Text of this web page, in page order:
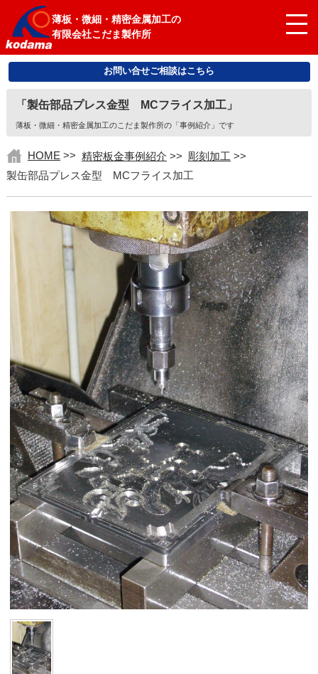
薄板・微細・精密金属加工の
有限会社こだま製作所
お問い合せご相談はこちら
「製缶部品プレス金型 MCフライス加工」
薄板・微細・精密金属加工のこだま製作所の「事例紹介」です
HOME >> 精密板金事例紹介 >> 彫刻加工 >>
製缶部品プレス金型 MCフライス加工